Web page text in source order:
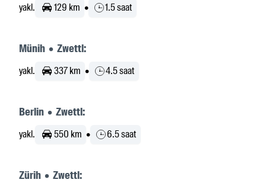
yakl. 129 km • 1.5 saat
Münih • Zwettl:
yakl. 337 km • 4.5 saat
Berlin • Zwettl:
yakl. 550 km • 6.5 saat
Zürih • Zwettl: